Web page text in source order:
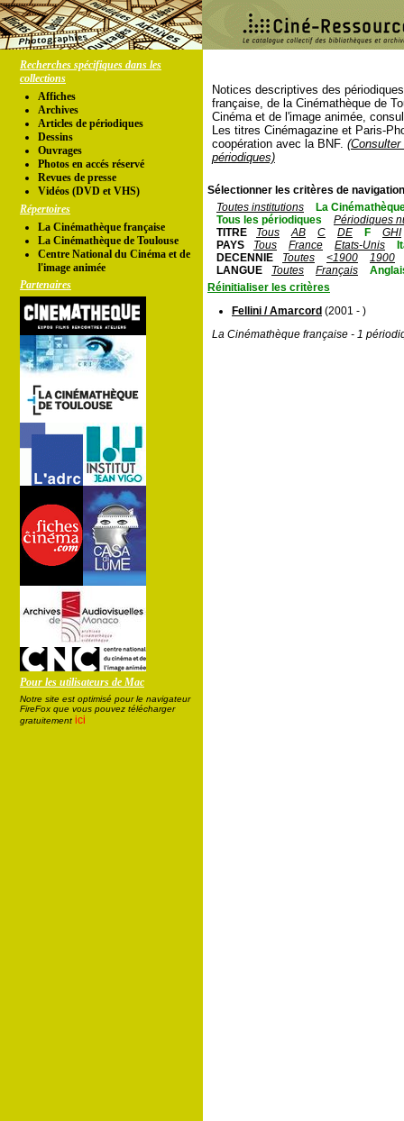
Recherches spécifiques dans les
collections
Affiches
Archives
Articles de périodiques
Dessins
Ouvrages
Photos en accés réservé
Revues de presse
Vidéos (DVD et VHS)
Répertoires
La Cinémathèque française
La Cinémathèque de Toulouse
Centre National du Cinéma et de
l'image animée
Partenaires
Pour les utilisateurs de Mac
Notre site est optimisé pour le navigateur
FireFox que vous pouvez télécharger
gratuitement ici
Notices descriptives des
française, de la Cinémathèque de
Cinéma et de l'image animée,
Les titres Cinémagazine et Paris-
coopération avec la BNF.
périodiques)
Sélectionner les critères de
Toutes institutions
La
Tous les périodiques
Périodiques
TITRE
Tous AB C DE F
GHI
PAYS
Tous France Etats-Unis
DECENNIE
Toutes <1900
1900
LANGUE
Toutes Français
Réinitialiser les critères
Fellini / Amarcord (2001 - )
La Cinémathèque française - 1